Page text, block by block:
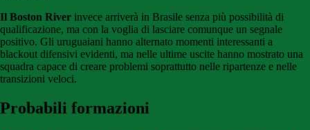
Il Boston River invece arriverà in Brasile senza più possibilità di
qualificazione, ma con la voglia di lasciare comunque un segnale
positivo. Gli uruguaiani hanno alternato momenti interessanti a
blackout difensivi evidenti, ma nelle ultime uscite hanno mostrato una
squadra capace di creare problemi soprattutto nelle ripartenze e nelle
transizioni veloci.
Probabili formazioni